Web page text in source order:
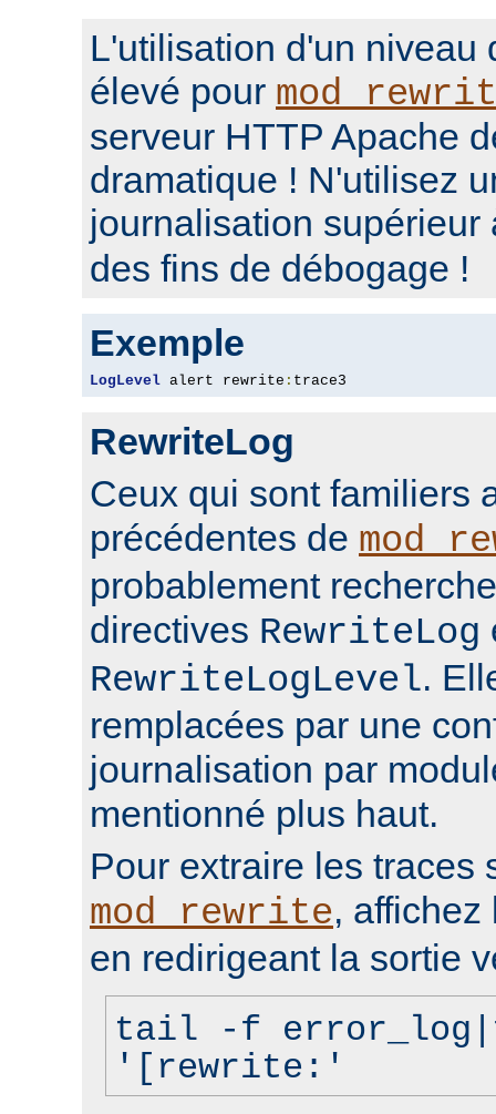
L'utilisation d'un niveau
élevé pour
serveur HTTP Apache
dramatique ! N'utilisez
journalisation
des fins de débogage !
Exemple
LogLevel alert rewrite : trace3
RewriteLog
Ceux qui sont familiers
précédentes de
probablement
directives RewriteLog
RewriteLogLevel.
remplacées par une
journalisation par
mentionné plus haut.
Pour extraire les traces
mod_rewrite,
en redirigeant la sortie
tail -f
'[rewrite:'